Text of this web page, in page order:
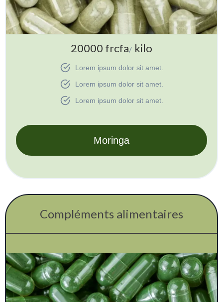
20000 frcfa/ kilo
Lorem ipsum dolor sit amet.
Lorem ipsum dolor sit amet.
Lorem ipsum dolor sit amet.
Moringa
Compléments alimentaires